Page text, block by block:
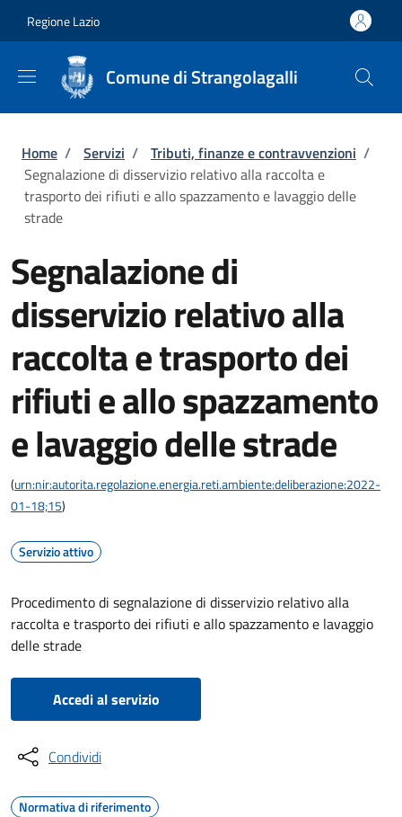
Regione Lazio
Comune di Strangolagalli
Briciole di pane
Home / Servizi / Tributi, finanze e contravvenzioni /
Segnalazione di disservizio relativo alla raccolta e
trasporto dei rifiuti e allo spazzamento e lavaggio delle
strade
Segnalazione di
disservizio relativo alla
raccolta e trasporto dei
rifiuti e allo spazzamento
e lavaggio delle strade
(urn:nir:autorita.regolazione.energia.reti.ambiente:deliberazione:2022-
01-18;15)
Servizio attivo
Procedimento di segnalazione di disservizio relativo alla
raccolta e trasporto dei rifiuti e allo spazzamento e lavaggio
delle strade
Accedi al servizio
Condividi
Normativa di riferimento